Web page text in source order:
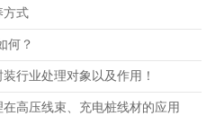
方式
何？
行业处理对象以及作用！
高压线束、充电桩线材的应用